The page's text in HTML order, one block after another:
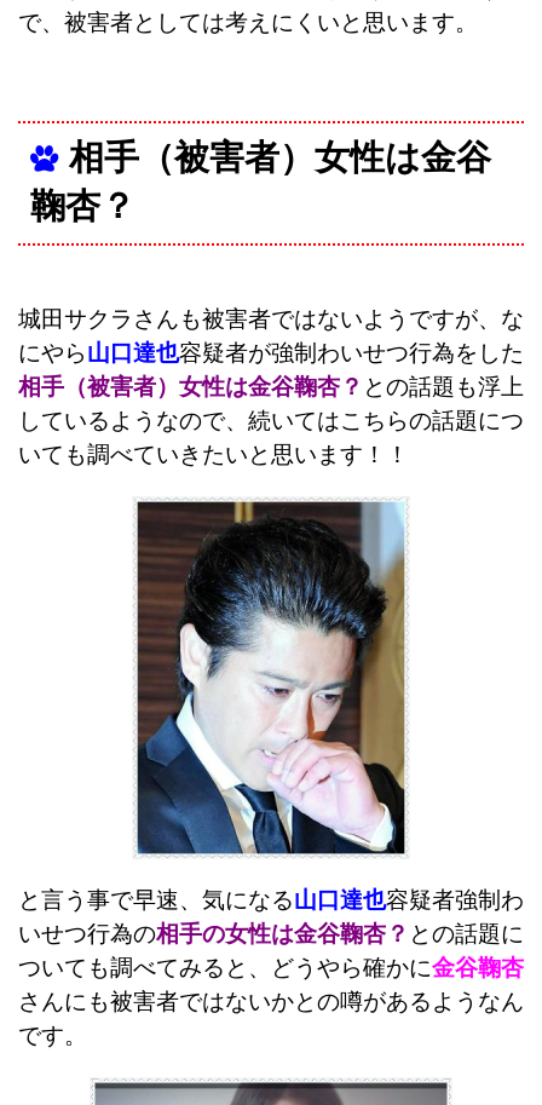
で、被害者としては考えにくいと思います。
相手（被害者）女性は金谷
鞠杏？
城田サクラさんも被害者ではないようですが、な
にやら山口達也容疑者が強制わいせつ行為をした
相手（被害者）女性は金谷鞠杏？ との話題も浮上
しているようなので、続いてはこちらの話題につ
いても調べていきたいと思います！！
と言う事で早速、気になる山口達也容疑者強制わ
いせつ行為の相手の女性は金谷鞠杏？ との話題に
ついても調べてみると、どうやら確かに金谷鞠杏
さんにも被害者ではないかとの噂があるようなん
です。